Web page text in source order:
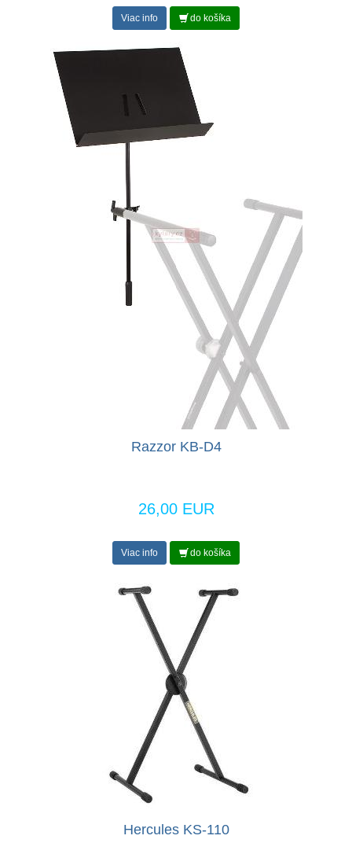
Viac info do košíka
Razzor KB-D4
26,00 EUR
Viac info do košíka
Hercules KS-110